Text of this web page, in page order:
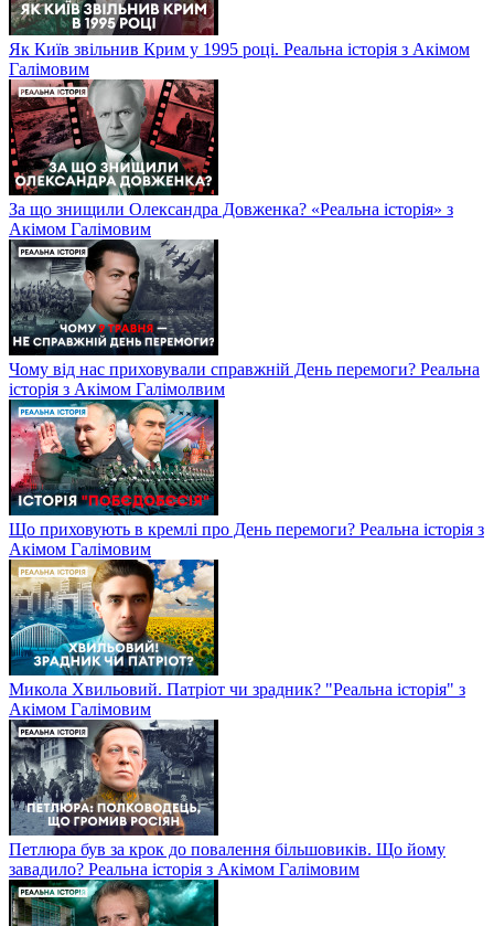
Як Київ звільнив Крим у 1995 році. Реальна історія з Акімом
Галімовим
За що знищили Олександра Довженка? «Реальна історія» з
Акімом Галімовим
Чому від нас приховували справжній День перемоги? Реальна
історія з Акімом Галімолвим
Що приховують в кремлі про День перемоги? Реальна історія з
Акімом Галімовим
Микола Хвильовий. Патріот чи зрадник? "Реальна історія" з
Акімом Галімовим
Петлюра був за крок до повалення більшовиків. Що йому
завадило? Реальна історія з Акімом Галімовим